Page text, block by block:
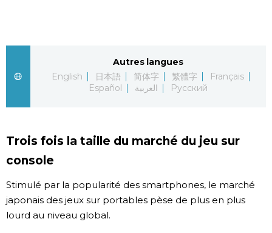
Séries
Personnages
Images
Vidéos
Tokyo
Autres langues
English
日本語 简体字 繁體字
Français
Español
العربية Русский
Trois fois la taille du marché du jeu sur
console
Stimulé par la popularité des smartphones, le marché
japonais des jeux sur portables pèse de plus en plus
lourd au niveau global.